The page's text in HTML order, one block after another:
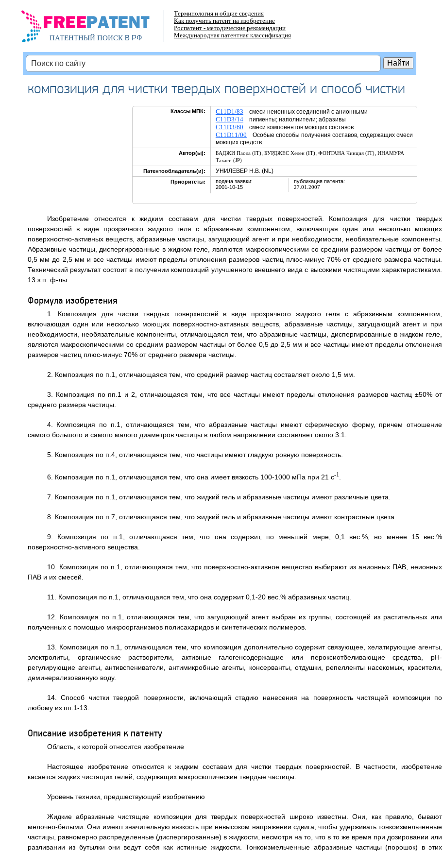
ПАТЕНТНЫЙ ПОИСКВ РФ
Терминология и общие сведения
Как получить патент на изобретение
Роспатент - методические рекомендации
Международная патентная классификация
композиция для чистки твердых поверхностей и способ чистки
Классы МПК: C11D1/83 смеси неионных соединений с анионными
C11D3/14пигменты; наполнители; абразивы
C11D3/60 смеси компонентов моющих составов
C11D11/00 Особые способы получения составов, содержащих смеси
моющих средств
Автор(ы): БАДЖИ Паола (IT), БУРДЖЕС Хелен (IT), ФОНТАНА Чинция (IT), ИНАМУРА
Такаси (JP)
Патентообладатель(и):
УНИЛЕВЕР Н.В. (NL)
Приоритеты:
подача заявки:
2001-10-15
публикация патента:
27.01.2007
Изобретение относится к жидким составам для чистки твердых поверхностей. Композиция для чистки твердых
поверхностей в виде прозрачного жидкого геля с абразивным компонентом, включающая один или несколько моющих
поверхностно-активных веществ, абразивные частицы, загущающий агент и при необходимости, необязательные компоненты.
Абразивные частицы, диспергированные в жидком геле, являются макроскопическими со средним размером частицы от более
0,5 мм до 2,5 мм и все частицы имеют пределы отклонения размеров частиц плюс-минус 70% от среднего размера частицы.
Технический результат состоит в получении композиций улучшенного внешнего вида с высокими чистящими характеристиками.
13 з.п. ф-лы.
Формула изобретения
1. Композиция для чистки твердых поверхностей в виде прозрачного жидкого геля с абразивным компонентом,
включающая один или несколько моющих поверхностно-активных веществ, абразивные частицы, загущающий агент и при
необходимости, необязательные компоненты, отличающаяся тем, что абразивные частицы, диспергированные в жидком геле,
являются макроскопическими со средним размером частицы от более 0,5 до 2,5 мм и все частицы имеют пределы отклонения
размеров частиц плюс-минус 70% от среднего размера частицы.
2. Композиция по п.1, отличающаяся тем, что средний размер частиц составляет около 1,5 мм.
3. Композиция по пп.1 и 2, отличающаяся тем, что все частицы имеют пределы отклонения размеров частиц ±50% от
среднего размера частицы.
4. Композиция по п.1, отличающаяся тем, что абразивные частицы имеют сферическую форму, причем отношение
самого большого и самого малого диаметров частицы в любом направлении составляет около 3:1.
5. Композиция по п.4, отличающаяся тем, что частицы имеют гладкую ровную поверхность.
6. Композиция по п.1, отличающаяся тем, что она имеет вязкость 100-1000 мПа при 21 с-1.
7. Композиция по п.1, отличающаяся тем, что жидкий гель и абразивные частицы имеют различные цвета.
8. Композиция по п.7, отличающаяся тем, что жидкий гель и абразивные частицы имеют контрастные цвета.
9. Композиция по п.1, отличающаяся тем, что она содержит, по меньшей мере, 0,1 вес.%, но менее 15 вес.%
поверхностно-активного вещества.
10. Композиция по п.1, отличающаяся тем, что поверхностно-активное вещество выбирают из анионных ПАВ, неионных
ПАВ и их смесей.
11. Композиция по п.1, отличающаяся тем, что она содержит 0,1-20 вес.% абразивных частиц.
12. Композиция по п.1, отличающаяся тем, что загущающий агент выбран из группы, состоящей из растительных или
полученных с помощью микроорганизмов полисахаридов и синтетических полимеров.
13. Композиция по п.1, отличающаяся тем, что композиция дополнительно содержит связующее, хелатирующие агенты,
электролиты, органические растворители, активные галогенсодержащие или пероксиотбеливающие средства, рН-
регулирующие агенты, антивспениватели, антимикробные агенты, консерванты, отдушки, репелленты насекомых, красители,
деминерализованную воду.
14. Способ чистки твердой поверхности, включающий стадию нанесения на поверхность чистящей композиции по
любому из пп.1-13.
Описание изобретения к патенту
Область, к которой относится изобретение
Настоящее изобретение относится к жидким составам для чистки твердых поверхностей. В частности, изобретение
касается жидких чистящих гелей, содержащих макроскопические твердые частицы.
Уровень техники, предшествующий изобретению
Жидкие абразивные чистящие композиции для твердых поверхностей широко известны. Они, как правило, бывают
мелочно-белыми. Они имеют значительную вязкость при невысоком напряжении сдвига, чтобы удерживать тонкоизмельченные
частицы, равномерно распределенные (диспергированные) в жидкости, несмотря на то, что в то же время при дозировании или
разливании из бутылки они ведут себя как истинные жидкости. Тонкоизмельченные абразивные частицы (порошок) в этих